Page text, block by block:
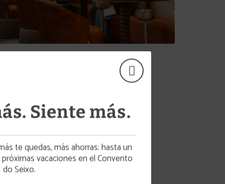
Gourmet & Romance
Siente más.
te quedas, más ahorras: hasta un
vacaciones en el Convento
do Seixo.